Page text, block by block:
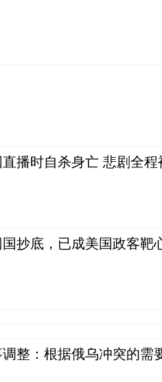
播时自杀身亡 悲剧全程
抄底，已成美国政客靶
整：根据俄乌冲突的需